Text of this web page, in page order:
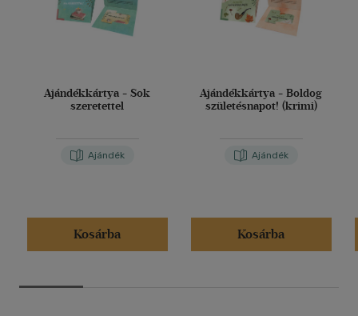
Ajándékkártya - Sok
szeretettel
Ajándék
Kosárba
Ajándékkártya - Boldog
születésnapot! (krimi)
Ajándék
Kosárba